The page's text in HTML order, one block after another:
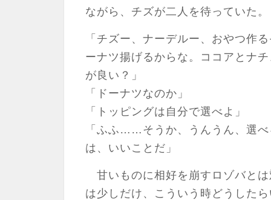
ながら、チズが二人を待っていた。
「チズー、ナーデルー、おやつ作
ーナツ揚げるからな。ココアとナ
が良い？」
「ドーナツなのか」
「トッピングは自分で選べよ」
「ふふ……そうか、うんうん、選
は、いいことだ」
甘いものに相好を崩すロゾバと
は少しだけ、こういう時どうした